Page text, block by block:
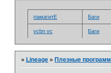
памагитЕ Баги
vcbn vc Баги
»Lineage »Плезные